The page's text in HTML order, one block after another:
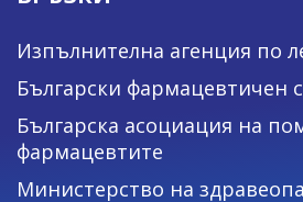
Изпълнителна агенция по
Български фармацевтичен
Българска асоциация на
фармацевтите
Министерство на